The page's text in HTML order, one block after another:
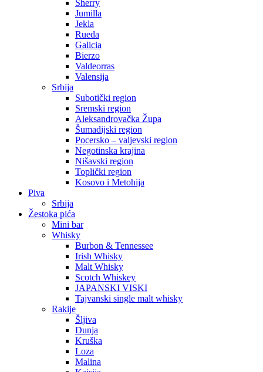
Sherry
Jumilla
Jekla
Rueda
Galicia
Bierzo
Valdeorras
Valensija
Srbija
Subotički region
Sremski region
Aleksandrovačka Župa
Šumadijski region
Pocersko – valjevski region
Negotinska krajina
Nišavski region
Toplički region
Kosovo i Metohija
Piva
Srbija
Žestoka pića
Mini bar
Whisky
Burbon & Tennessee
Irish Whisky
Malt Whisky
Scotch Whiskey
JAPANSKI VISKI
Tajvanski single malt whisky
Rakije
Šljiva
Dunja
Kruška
Loza
Malina